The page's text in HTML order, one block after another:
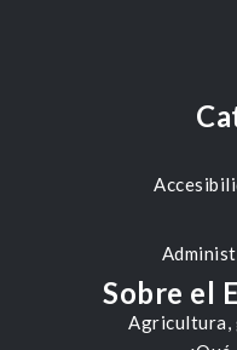
Agricultura,
Sobre el